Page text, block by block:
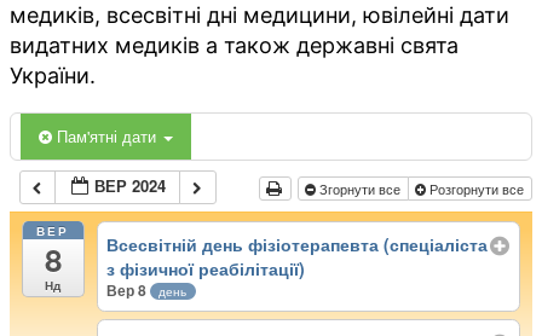
медиків, всесвітні дні медицини, ювілейні дати
видатних медиків а також державні свята
України.
Пам'ятні дати
ВЕР 2024 Згорнути все Розгорнути все
ВЕР
8
Нд
Всесвітній день фізіотерапевта (спеціаліста
з фізичної реабілітації)
Вер 8 день